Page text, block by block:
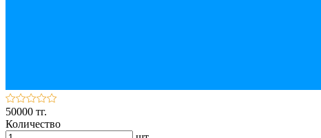
50000 тг.
Количество